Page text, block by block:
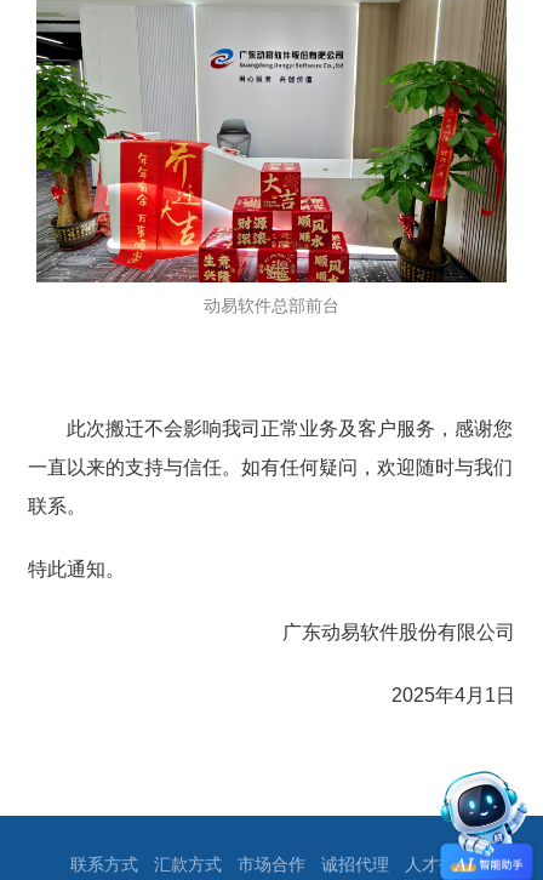
动易软件总部前台
此次搬迁不会影响我司正常业务及客户服务，感谢您
一直以来的支持与信任。如有任何疑问，欢迎随时与我们
联系。
特此通知。
广东动易软件股份有限公司
2025年4月1日
联系方式 汇款方式 市场合作 诚招代理 人才招聘